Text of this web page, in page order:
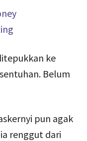
ke
Belum
pun agak
renggut dari